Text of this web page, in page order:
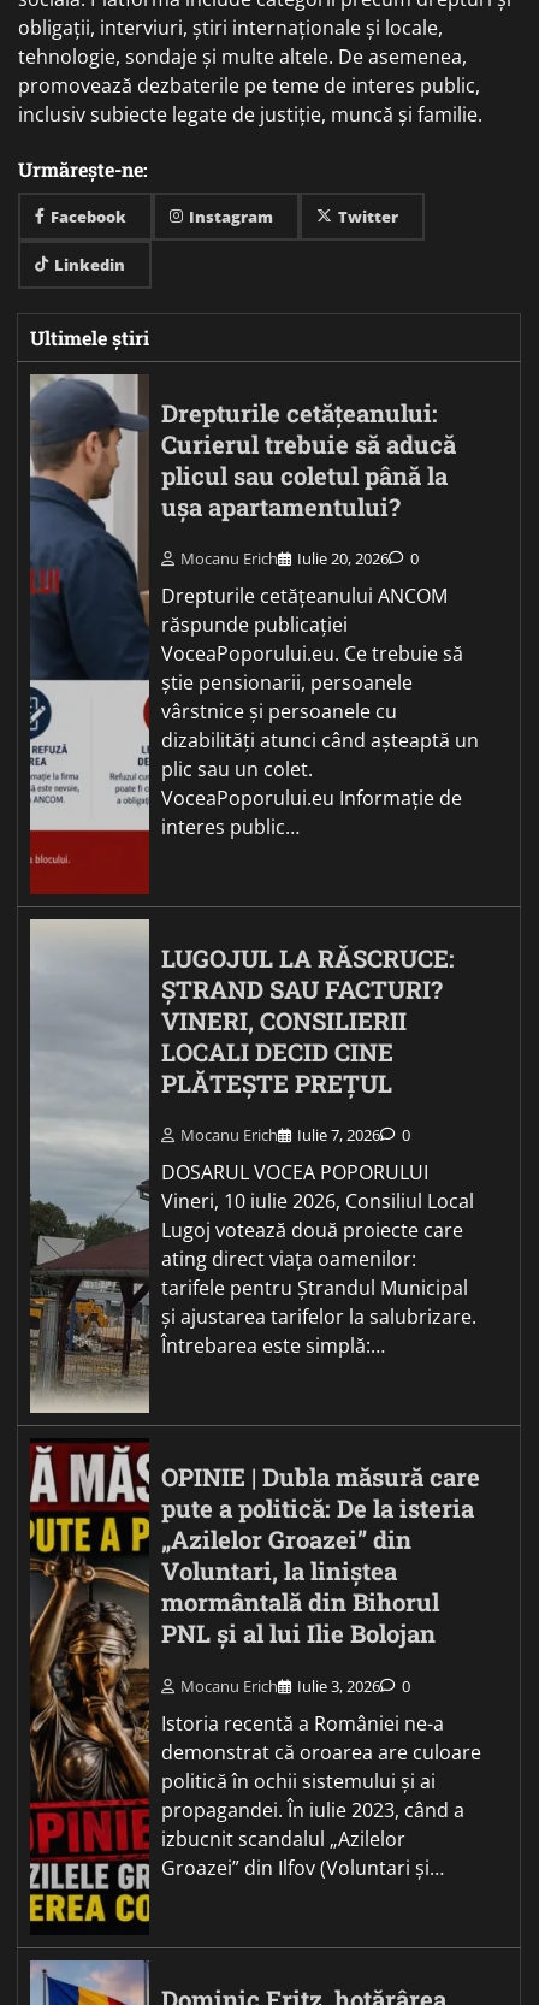
obligații, interviuri, știri internaționale și locale,
tehnologie, sondaje și multe altele. De asemenea,
promovează dezbaterile pe teme de interes public,
inclusiv subiecte legate de justiție, muncă și familie.
Urmărește-ne:
Facebook Instagram Twitter
Linkedin
Ultimele știri
Drepturile cetățeanului:
Curierul trebuie să aducă
plicul sau coletul până la
ușa apartamentului?
Mocanu Erich Iulie 20, 2026 0
Drepturile cetățeanului ANCOM
răspunde publicației
VoceaPoporului.eu. Ce trebuie să
știe pensionarii, persoanele
vârstnice și persoanele cu
dizabilități atunci când așteaptă un
plic sau un colet.
VoceaPoporului.eu Informație de
interes public…
LUGOJUL LA RĂSCRUCE:
ȘTRAND SAU FACTURI?
VINERI, CONSILIERII
LOCALI DECID CINE
PLĂTEȘTE PREȚUL
Mocanu Erich Iulie 7, 2026 0
DOSARUL VOCEA POPORULUI
Vineri, 10 iulie 2026, Consiliul Local
Lugoj votează două proiecte care
ating direct viața oamenilor:
tarifele pentru Ștrandul Municipal
și ajustarea tarifelor la salubrizare.
Întrebarea este simplă:…
OPINIE | Dubla măsură care
pute a politică: De la isteria
„Azilelor Groazei” din
Voluntari, la liniștea
mormântală din Bihorul
PNL și al lui Ilie Bolojan
Mocanu Erich Iulie 3, 2026 0
Istoria recentă a României ne-a
demonstrat că oroarea are culoare
politică în ochii sistemului și ai
propagandei. În iulie 2023, când a
izbucnit scandalul „Azilelor
Groazei” din Ilfov (Voluntari și…